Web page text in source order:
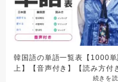
韓国語の単語一覧表【1000単
上】【音声付き】【読み方付
続きを